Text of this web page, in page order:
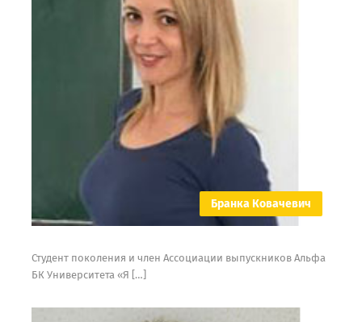
Бранка Ковачевич
Студент поколения и член Ассоциации выпускников Альфа
БК Университета «Я […]